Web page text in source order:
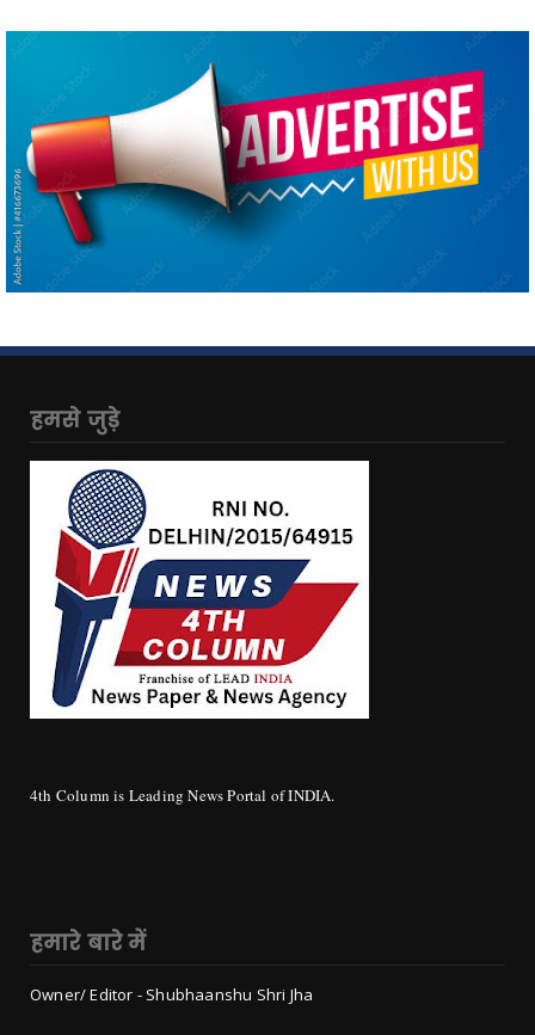
हमसे जुड़े
4th Column is Leading News Portal of INDIA.
हमारे बारे में
Owner/ Editor - Shubhaanshu Shri Jha